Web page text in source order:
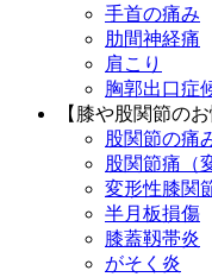
手首の痛み
肋間神経痛
肩こり
胸郭出口症
【膝や股関節のお
股関節の痛
股関節痛（
変形性膝関
半月板損傷
膝蓋靱帯炎
がそく炎